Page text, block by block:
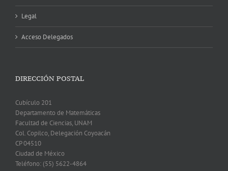
Legal
Acceso Delegados
DIRECCIÓN POSTAL
Cubículo 201
Departamento de Matemáticas
Facultad de Ciencias, UNAM
Col. Copilco, Delegación Coyoacán
CP 04510
Ciudad de México
Teléfono: (55) 5622-4864